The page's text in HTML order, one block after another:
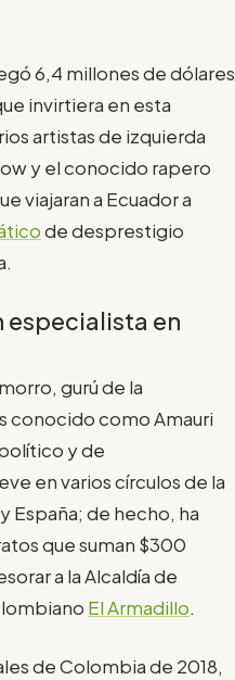
6,4 millones de dólares
invirtiera en esta
artistas de izquierda
y el conocido rapero
viajaran a Ecuador a
de desprestigio
especialista en
gurú de la
conocido como Amauri
y de
en varios círculos de la
España; de hecho, ha
que suman $300
a la Alcaldía de
El Armadillo.
de Colombia de 2018,